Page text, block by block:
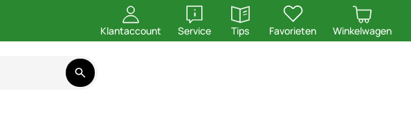
Klantaccount Service
openen
Tips
openen
Favorieten Winkelwagen